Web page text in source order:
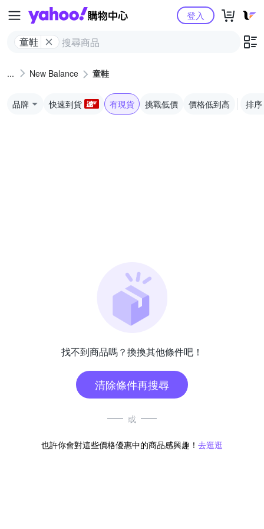
Yahoo購物中心
童鞋
登入
New Balance 童鞋
品牌 快速到貨 有現貨 挑戰低價 價格低到高 排序
找不到商品嗎？換換其他條件吧！
清除條件再搜尋
或
也許你會對這些價格優惠中的商品感興趣！ 去逛逛